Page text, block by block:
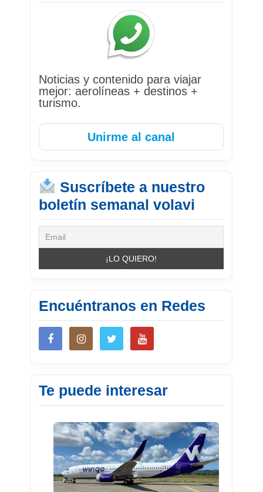
Noticias y contenido para viajar
mejor: aerolíneas + destinos +
turismo.
Unirme al canal
Suscríbete a nuestro
boletín semanal volavi
Encuéntranos en Redes
Te puede interesar